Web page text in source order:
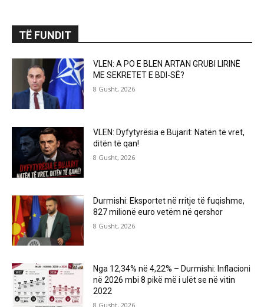
TË FUNDIT
VLEN: A PO E BLEN ARTAN GRUBI LIRINË
ME SEKRETET E BDI-SË?
8 Gusht, 2026
VLEN: Dyfytyrësia e Bujarit: Natën të vret,
ditën të qan!
8 Gusht, 2026
Durmishi: Eksportet në rritje të fuqishme,
827 milionë euro vetëm në qershor
8 Gusht, 2026
Nga 12,34% në 4,22% – Durmishi: Inflacioni
në 2026 mbi 8 pikë më i ulët se në vitin
2022
8 Gusht, 2026